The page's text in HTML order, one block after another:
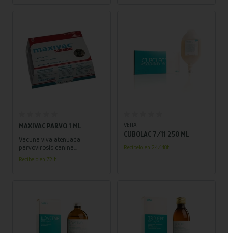
MAXIVAC PARVO 1 ML
Vacuna viva atenuada
parvovirosis canina
Prevención de la parvovirosis
canina, a partir de las 8
Recíbelo en 72 h.
VETIA
CUBOLAC 7/11 250 ML
Recíbelo en 24/48h